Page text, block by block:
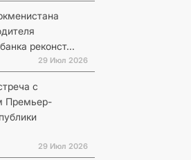
реконст...
29 Июл 2026
с
Премьер-
29 Июл 2026